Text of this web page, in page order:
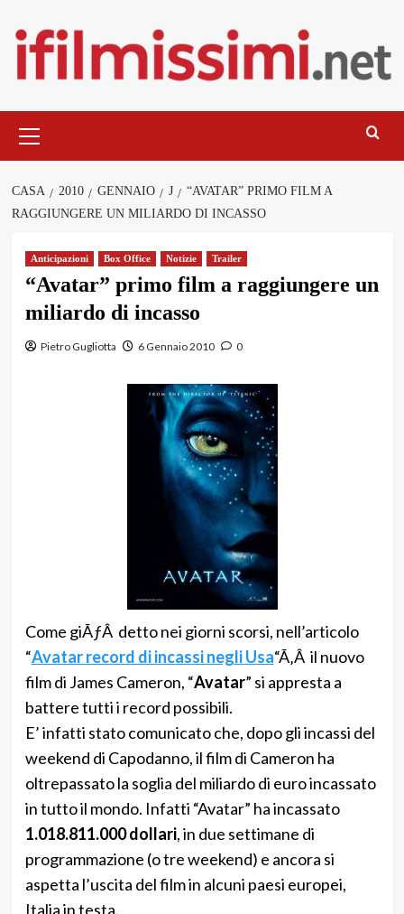
contenuto
principale
CASA 2010 GENNAIO J
“AVATAR” PRIMO FILM A
RAGGIUNGERE UN MILIARDO DI INCASSO
Anticipazioni Box Office Notizie Trailer
“Avatar” primo film a raggiungere un
miliardo di incasso
Pietro Gugliotta 6 Gennaio 2010 0
Come giÃƒÂ detto nei giorni scorsi, nell’articolo
“Avatar record di incassi negli Usa“Ã‚Â il nuovo
film di James Cameron, “Avatar” si appresta a
battere tutti i record possibili.
E’ infatti stato comunicato che, dopo gli incassi del
weekend di Capodanno, il film di Cameron ha
oltrepassato la soglia del miliardo di euro incassato
in tutto il mondo. Infatti “Avatar” ha incassato
1.018.811.000 dollari, in due settimane di
programmazione (o tre weekend) e ancora si
aspetta l’uscita del film in alcuni paesi europei,
Italia in testa.